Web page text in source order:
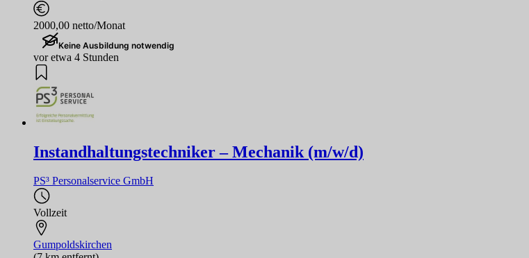
2000,00 netto/Monat
Keine Ausbildung notwendig
vor etwa 4 Stunden
Instandhaltungstechniker – Mechanik (m/w/d)
PS³ Personalservice GmbH
Vollzeit
Gumpoldskirchen